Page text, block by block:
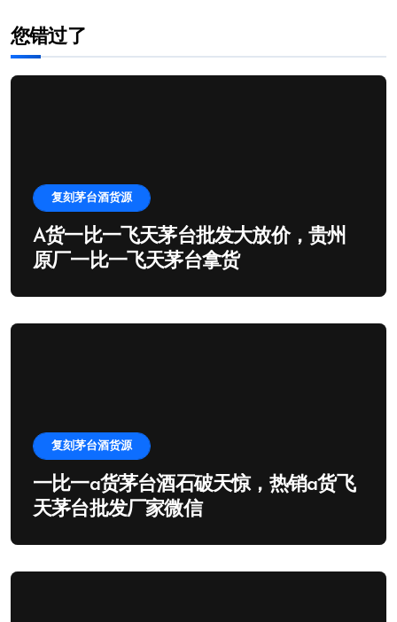
您错过了
复刻茅台酒货源
A货一比一飞天茅台批发大放价，贵州
原厂一比一飞天茅台拿货
复刻茅台酒货源
一比一a货茅台酒石破天惊，热销a货飞
天茅台批发厂家微信